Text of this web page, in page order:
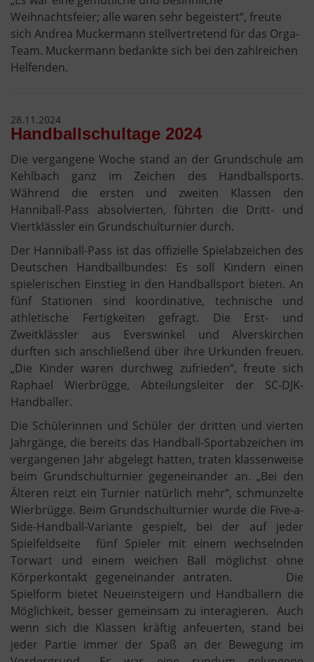
Weihnachtsfeier; alle waren sehr begeistert“, freute
sich Andrea Muckermann stellvertretend für das Orga-
Team. Muckermann bedankte sich bei den zahlreichen
Helfenden.
28.11.2024
Handballschultage 2024
Die vergangene Woche stand an der Grundschule am
Kehlbach ganz im Zeichen des Handballsports.
Während die ersten und zweiten Klassen den
Hanniball-Pass absolvierten, führten die Dritt- und
Viertklässler ein Grundschulturnier durch.
Der Hanniball-Pass ist das offizielle Spielabzeichen des
Deutschen Handballbundes: Es soll Kindern einen
spielerischen Einstieg in den Handballsport bieten. An
fünf Stationen sind koordinative, technische und
athletische Fertigkeiten gefragt. Die Erst- und
Zweitklässler aus Everswinkel und Alverskirchen
durften sich anschließend über ihre Urkunden freuen.
„Die Kinder waren durchweg zufrieden“, freute sich
Raphael Wierbrügge, Abteilungsleiter der SC-DJK-
Handballer.
Die Schülerinnen und Schüler der dritten und vierten
Jahrgänge, die bereits das Handball-Sportabzeichen im
vergangenen Jahr abgelegt hatten, traten klassenweise
beim Grundschulturnier gegeneinander an. „Bei den
Älteren reizt ein Turnier natürlich mehr“, schmunzelte
Wierbrügge. Beim Grundschulturnier wurde die Five-a-
Side-Handball-Variante gespielt, bei der auf jeder
Spielfeldseite fünf Spieler mit einem wechselnden
Torwart und einem weichen Ball möglichst ohne
Körperkontakt gegeneinander antraten. Die
Spielform bietet Neueinsteigern und Handballern die
Möglichkeit, besser gemeinsam zu interagieren. Auch
wenn sich die Klassen kräftig anfeuerten, stand bei
jeder Partie immer der Spaß an der Bewegung im